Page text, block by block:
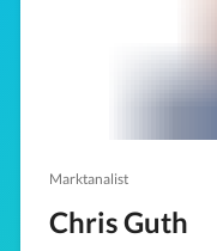
Marktanalist
Chris Guth